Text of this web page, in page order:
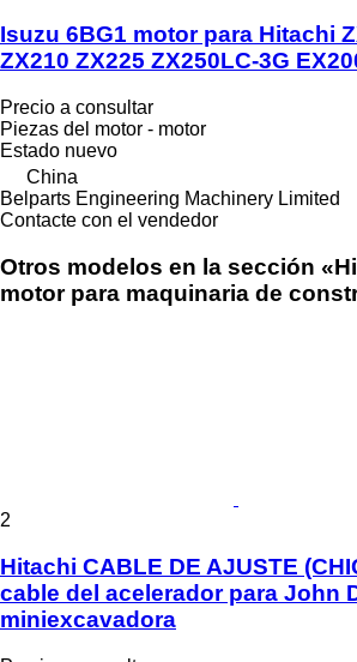
Isuzu 6BG1 motor para Hitachi
ZX210 ZX225 ZX250LC-3G
Precio a consultar
Piezas del motor - motor
Estado nuevo
China
Belparts Engineering Machinery Limited
Contacte con el vendedor
Otros modelos en la sección
motor para maquinaria de
2
Hitachi CABLE DE AJUSTE
cable del acelerador para John
miniexcavadora